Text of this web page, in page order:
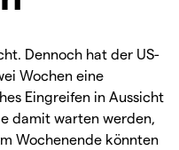
Dennoch hat der US-
Wochen eine
Eingreifen in Aussicht
damit warten werden,
Wochenende könnten